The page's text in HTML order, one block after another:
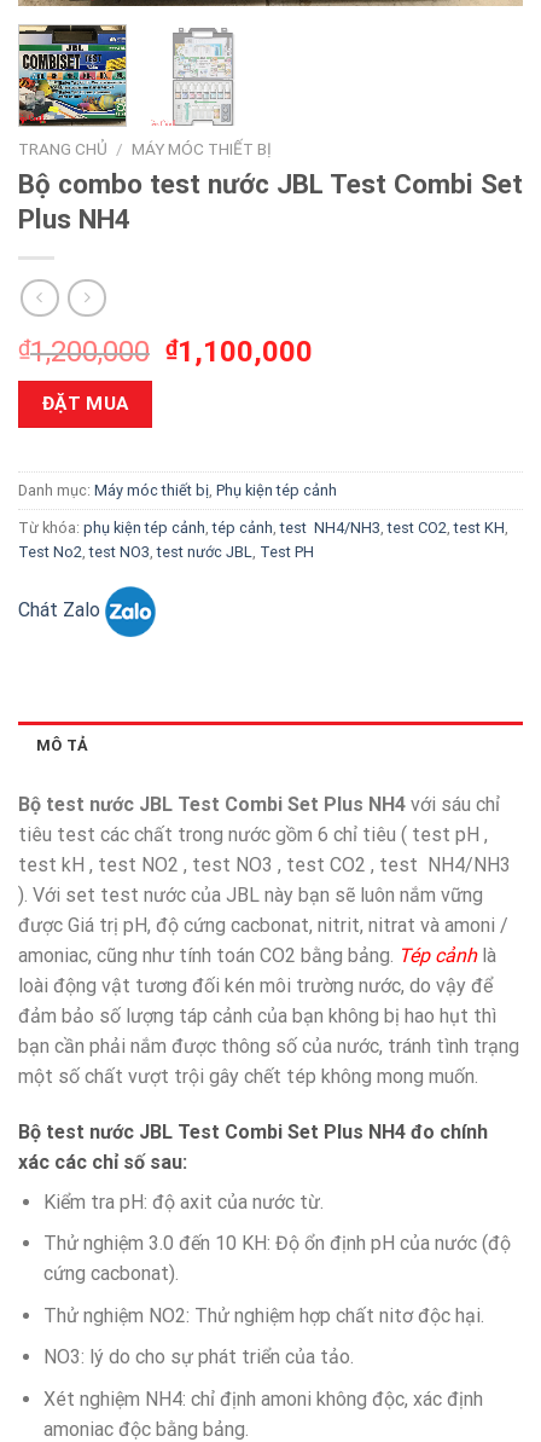
TRANG CHỦ / MÁY MÓC THIẾT BỊ
Bộ combo test nước JBL Test Combi Set
Plus NH4
₫1,200,000 ₫1,100,000
ĐẶT MUA
Danh mục: Máy móc thiết bị, Phụ kiện tép cảnh
Từ khóa: phụ kiện tép cảnh,tép cảnh,test NH4/NH3,test CO2,test KH,
Test No2,test NO3,test nước JBL, Test PH
Chát Zalo
MÔ TẢ
Bộ test nước JBL Test Combi Set Plus NH4 với sáu chỉ
tiêu test các chất trong nước gồm 6 chỉ tiêu ( test pH ,
test kH , test NO2 , test NO3 , test CO2 , test NH4/NH3
). Với set test nước của JBL này bạn sẽ luôn nắm vững
được Giá trị pH, độ cứng cacbonat, nitrit, nitrat và amoni /
amoniac, cũng như tính toán CO2 bằng bảng. Tép cảnhlà
loài động vật tương đối kén môi trường nước, do vậy để
đảm bảo số lượng táp cảnh của bạn không bị hao hụt thì
bạn cần phải nắm được thông số của nước, tránh tình trạng
một số chất vượt trội gây chết tép không mong muốn.
Bộ test nước JBL Test Combi Set Plus NH4 đo chính
xác các chỉ số sau:
Kiểm tra pH: độ axit của nước từ.
Thử nghiệm 3.0 đến 10 KH: Độ ổn định pH của nước (độ
cứng cacbonat).
Thử nghiệm NO2: Thử nghiệm hợp chất nitơ độc hại.
NO3: lý do cho sự phát triển của tảo.
Xét nghiệm NH4: chỉ định amoni không độc, xác định
amoniac độc bằng bảng.